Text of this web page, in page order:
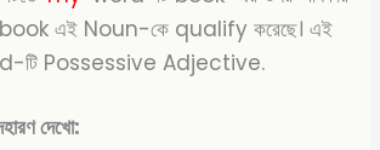
book এই Noun-কে qualify করেছে। এই
টি Possessive Adjective.
দেখো: